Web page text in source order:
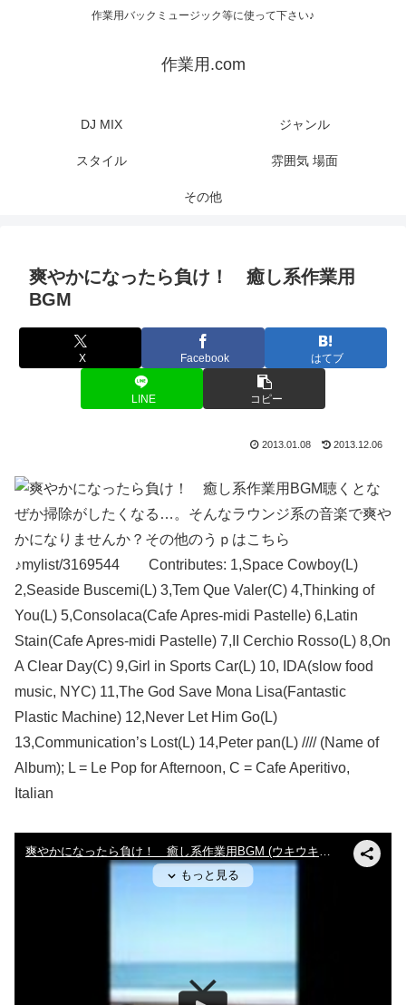
作業用バックミュージック等に使って下さい♪
作業用.com
DJ MIX ジャンル
スタイル 雰囲気 場面
その他
爽やかになったら負け！ 癒し系作業用
BGM
X Facebook はてブ
LINE コピー
2013.01.08 2013.12.06
聴くとな
ぜか掃除がしたくなる…。そんなラウンジ系の音楽で爽や
かになりませんか？その他のうｐはこちら
♪mylist/3169544 Contributes: 1,Space Cowboy(L)
2,Seaside Buscemi(L) 3,Tem Que Valer(C) 4,Thinking of
You(L) 5,Consolaca(Cafe Apres-midi Pastelle) 6,Latin
Stain(Cafe Apres-midi Pastelle) 7,II Cerchio Rosso(L) 8,On
A Clear Day(C) 9,Girl in Sports Car(L) 10, IDA(slow food
music, NYC) 11,The God Save Mona Lisa(Fantastic
Plastic Machine) 12,Never Let Him Go(L)
13,Communication’s Lost(L) 14,Peter pan(L) //// (Name of
Album); L = Le Pop for Afternoon, C = Cafe Aperitivo,
Italian